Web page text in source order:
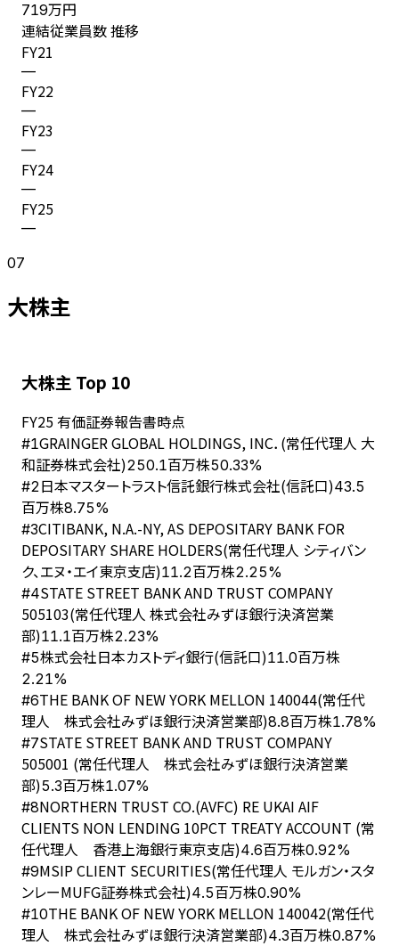
719万円
連結従業員数 推移
FY21
—
FY22
—
FY23
—
FY24
—
FY25
—
07
大株主
大株主 Top 10
FY25 有価証券報告書時点
#1GRAINGER GLOBAL HOLDINGS, INC．(常任代理人 大
和証券株式会社)250.1百万株50.33%
#2 日本マスタートラスト信託銀行株式会社(信託口)43.5
百万株8.75%
#3CITIBANK, N.A.-NY, AS DEPOSITARY BANK FOR
DEPOSITARY SHARE HOLDERS(常任代理人 シティバン
ク、エヌ・エイ東京支店)11.2百万株2.25%
#4STATE STREET BANK AND TRUST COMPANY
505103(常任代理人 株式会社みずほ銀行決済営業
部)11.1百万株2.23%
#5株式会社日本カストディ銀行(信託口)11.0百万株
2.21%
#6THE BANK OF NEW YORK MELLON 140044(常任代
理人 株式会社みずほ銀行決済営業部)8.8百万株1.78%
#7STATE STREET BANK AND TRUST COMPANY
505001 (常任代理人 株式会社みずほ銀行決済営業
部)5.3百万株1.07%
#8NORTHERN TRUST CO.(AVFC) RE UKAI AIF
CLIENTS NON LENDING 10PCT TREATY ACCOUNT (常
任代理人 香港上海銀行東京支店)4.6百万株0.92%
#9MSIP CLIENT SECURITIES(常任代理人 モルガン・スタ
ンレーMUFG証券株式会社)4.5百万株0.90%
#10THE BANK OF NEW YORK MELLON 140042(常任代
理人 株式会社みずほ銀行決済営業部)4.3百万株0.87%